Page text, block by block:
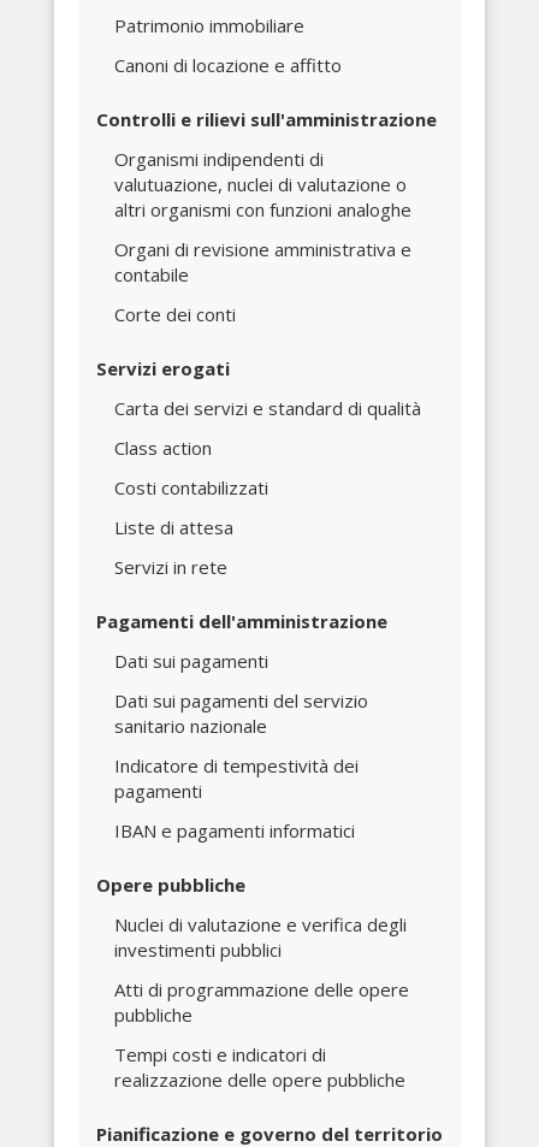
Patrimonio immobiliare
Canoni di locazione e affitto
Controlli e rilievi sull'amministrazione
Organismi indipendenti di
valutuazione, nuclei di valutazione o
altri organismi con funzioni analoghe
Organi di revisione amministrativa e
contabile
Corte dei conti
Servizi erogati
Carta dei servizi e standard di qualità
Class action
Costi contabilizzati
Liste di attesa
Servizi in rete
Pagamenti dell'amministrazione
Dati sui pagamenti
Dati sui pagamenti del servizio
sanitario nazionale
Indicatore di tempestività dei
pagamenti
IBAN e pagamenti informatici
Opere pubbliche
Nuclei di valutazione e verifica degli
investimenti pubblici
Atti di programmazione delle opere
pubbliche
Tempi costi e indicatori di
realizzazione delle opere pubbliche
Pianificazione e governo del territorio